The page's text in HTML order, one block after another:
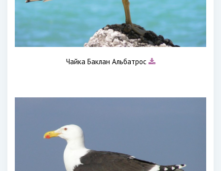
Чайка Баклан Альбатрос